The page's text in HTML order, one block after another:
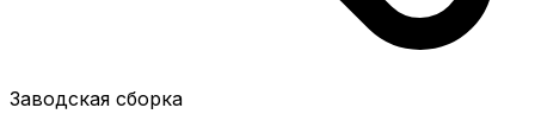
Заводская сборка